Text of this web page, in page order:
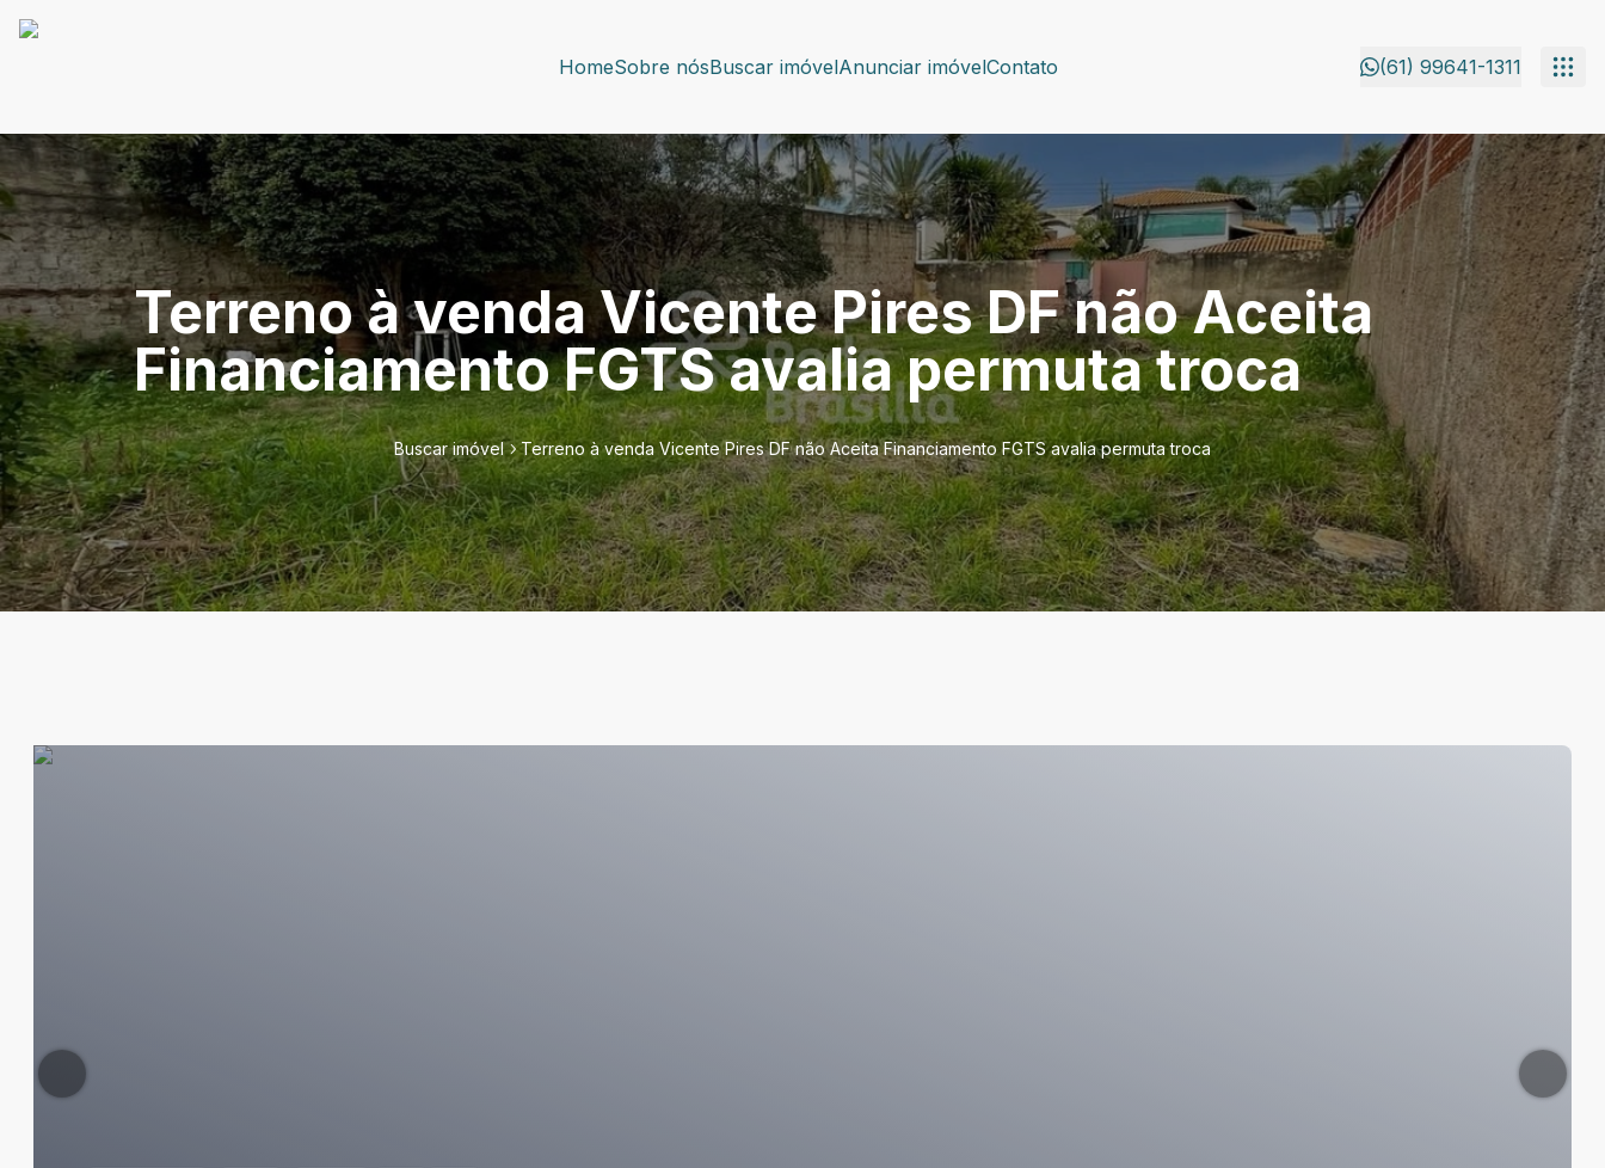
HomeSobre nósBuscar imóvelAnunciar imóvelContato (61) 99641-1311
Terreno à venda Vicente Pires DF não Aceita
Financiamento FGTS avalia permuta troca
Buscar imóvel Terreno à venda Vicente Pires DF não Aceita Financiamento FGTS avalia permuta troca